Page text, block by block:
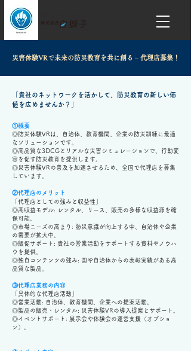
災害体験VRで未来の防災教育を共に創る – 代理店募集！
「貴社のネットワークを活かして、防災教育の新しい価
値を広めませんか？」
①​概要
◎防災体験VRは、自治体、教育機関、企業の防災訓練に最適
なソリューションです。
◎高品質な3DCGとリアルな災害シミュレーションで、行動変
容を促す防災教育を提供します。
◎災害体験VRの普及を加速させるため、全国で代理店を募集
しています。
②代理店のメリット
「代理店としての強みと収益性」
◎高収益モデル: レンタル、リース、販売の多様な収益源を確
保可能。
◎市場ニーズの高まり: 防災意識が向上する中、自治体や企業
の需要が拡大中。
◎販促サポート: 貴社の営業活動をサポートする資料やノウハ
ウを提供。
◎独自コンテンツの強み: 国や自治体からの表彰実績がある高
品質な製品。
③代理店業務の内容
「具体的な代理店活動」
◎営業活動: 自治体、教育機関、企業への提案活動。
◎製品の販売・レンタル: 災害体験VRの導入提案とサポート。
◎イベントサポート: 展示会や体験会の運営支援（オプショ
ン）。